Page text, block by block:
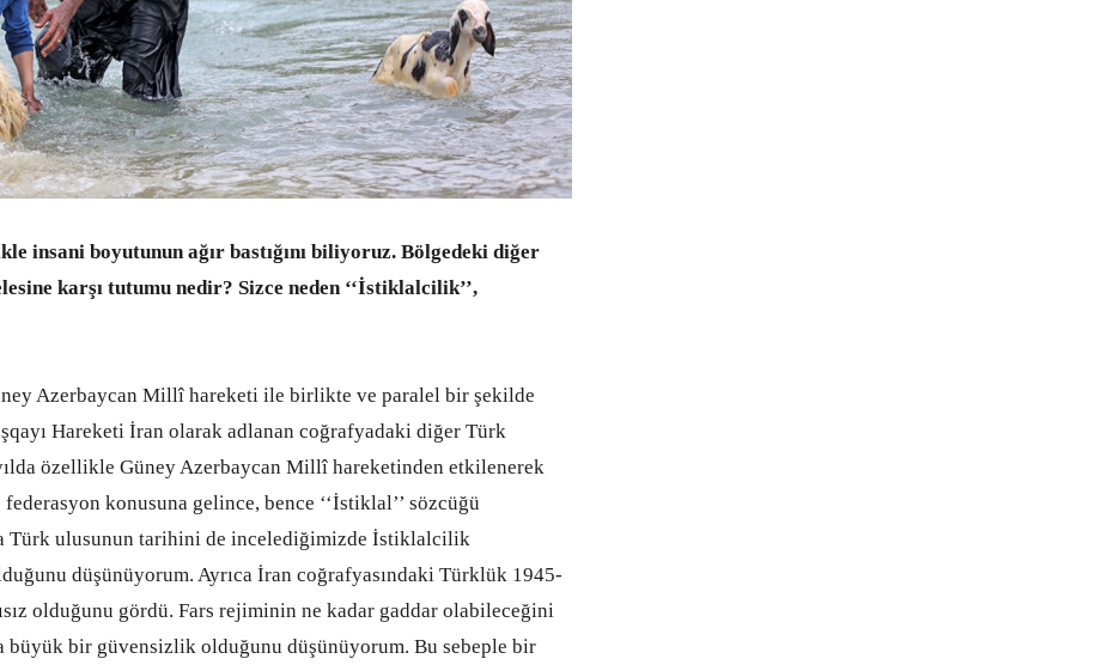
insani boyutunun ağır bastığını biliyoruz. Bölgedeki diğer
karşı tutumu nedir? Sizce neden ‘‘İstiklalcilik’’,
Azerbaycan Millî hareketi ile birlikte ve paralel bir şekilde
Hareketi İran olarak adlanan coğrafyadaki diğer Türk
özellikle Güney Azerbaycan Millî hareketinden etkilenerek
konusuna gelince, bence ‘‘İstiklal’’ sözcüğü
Türk ulusunun tarihini de incelediğimizde İstiklalcilik
düşünüyorum. Ayrıca İran coğrafyasındaki Türklük 1945-
olduğunu gördü. Fars rejiminin ne kadar gaddar olabileceğini
büyük bir güvensizlik olduğunu düşünüyorum. Bu sebeple bir